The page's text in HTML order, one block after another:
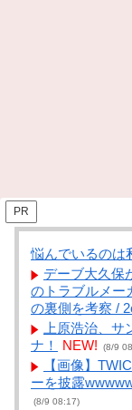
PR
悩んでいるのは
デーブ大久保
のトラブルメー
の裏側を考察 /
上原浩治、
ナ！
NEW! (8/9
【画像】
ーを披露
(8/9 08:17)